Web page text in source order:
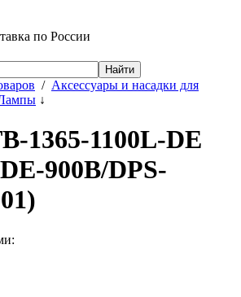
по России
/ Аксессуары и насадки для
↓
1365-1100L-DE
900B/DPS-